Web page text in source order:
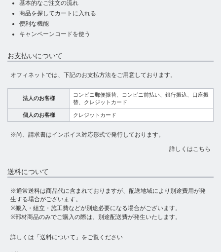
基本的なご注文の流れ
商品を探してカートに入れる
便利な機能
キャンペーンコードを使う
お支払いについて
オフィネットでは、下記のお支払方法をご用意しております。
法人のお客様
コンビニ郵便振替、コンビニ前払い、銀行振込、口座振
替、クレジットカード
個人のお客様 クレジットカード
※尚、請求書はインボイス対応形式で発行しております。
詳しくはこちら
送料について
※通常送料は商品代に含まれておりますが、配送地域により別途費用が発
生する場合がございます。
※搬入・組立・施工費などが別途必要になる場合がございます。
※部材商品のみでご購入の際は、別途配送費が発生いたします。
詳しくは 「送料について」 をご覧ください